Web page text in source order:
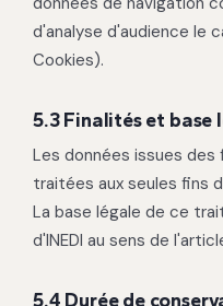
d'analyse d'audience le
Cookies).
5.3 Finalités et base
Les données issues
traitées aux seules fins
La base légale de ce
d'INEDI au sens de
5.4 Durée de